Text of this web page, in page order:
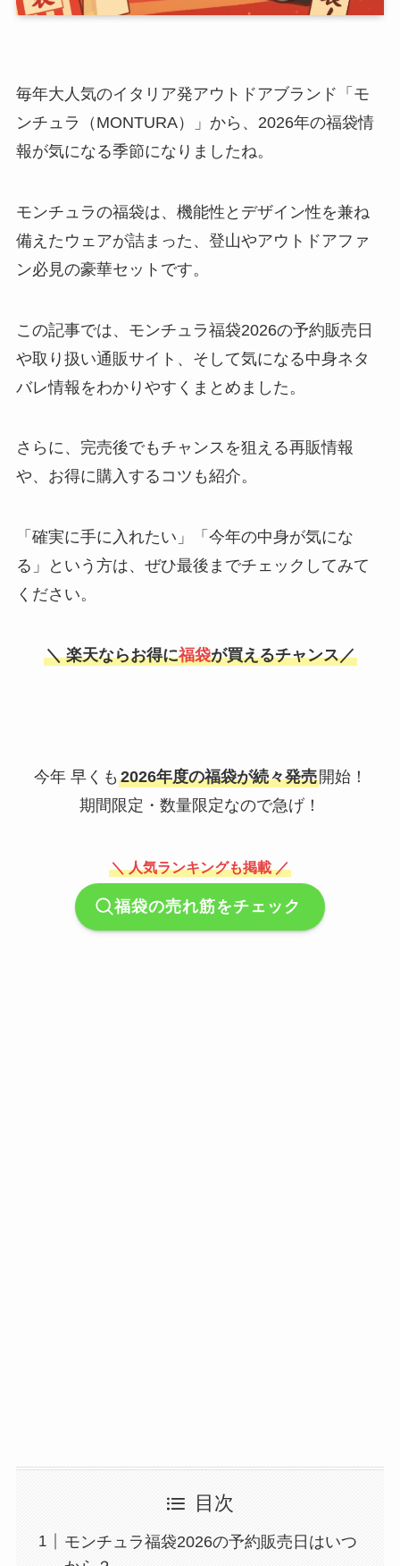
毎年大人気のイタリア発アウトドアブランド「モ
ンチュラ（MONTURA）」から、2026年の福袋情
報が気になる季節になりましたね。
モンチュラの福袋は、機能性とデザイン性を兼ね
備えたウェアが詰まった、登山やアウトドアファ
ン必見の豪華セットです。
この記事では、モンチュラ福袋2026の予約販売日
や取り扱い通販サイト、そして気になる中身ネタ
バレ情報をわかりやすくまとめました。
さらに、完売後でもチャンスを狙える再販情報
や、お得に購入するコツも紹介。
「確実に手に入れたい」「今年の中身が気にな
る」という方は、ぜひ最後までチェックしてみて
ください。
＼ 楽天ならお得に福袋が買えるチャンス／
今年 早くも 2026年度の福袋が続々発売開始！
期間限定・数量限定なので急げ！
＼ 人気ランキングも掲載 ／
福袋の売れ筋をチェック
目次
モンチュラ福袋2026の予約販売日はいつ